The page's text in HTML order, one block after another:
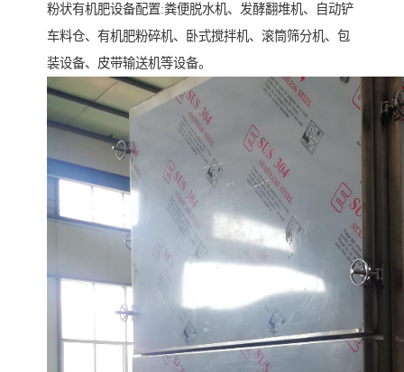
粉状有机肥设备配置:粪便脱水机、发酵翻堆机、自动铲
车料仓、有机肥粉碎机、卧式搅拌机、滚筒筛分机、包
装设备、皮带输送机等设备。